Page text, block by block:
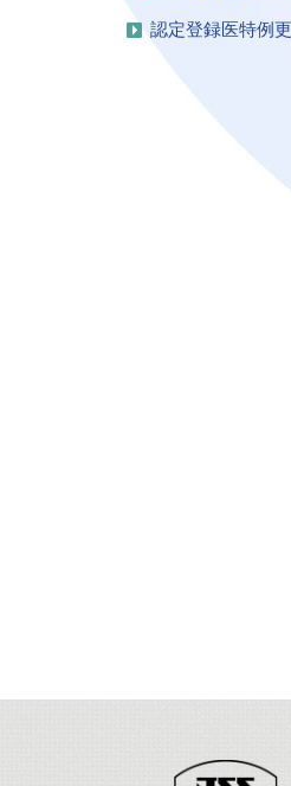
認定登録医特例